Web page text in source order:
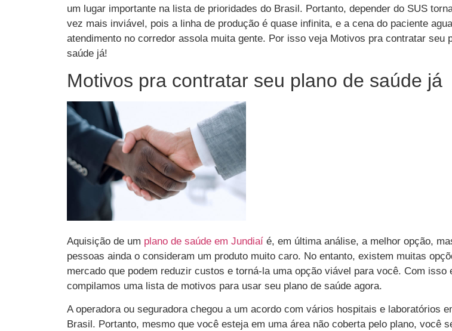
um lugar importante na lista de prioridades do Brasil. Portanto, depender do SUS
vez mais inviável, pois a linha de produção é quase infinita, e a cena do paciente
atendimento no corredor assola muita gente. Por isso veja Motivos pra contratar seu
saúde já!
Motivos pra contratar seu plano de saúde já
Aquisição de um plano de saúde em Jundiaí é, em última análise, a melhor opção,
pessoas ainda o consideram um produto muito caro. No entanto, existem muitas
mercado que podem reduzir custos e torná-la uma opção viável para você. Com isso
compilamos uma lista de motivos para usar seu plano de saúde agora.
A operadora ou seguradora chegou a um acordo com vários hospitais e laboratórios
Brasil. Portanto, mesmo que você esteja em uma área não coberta pelo plano, você